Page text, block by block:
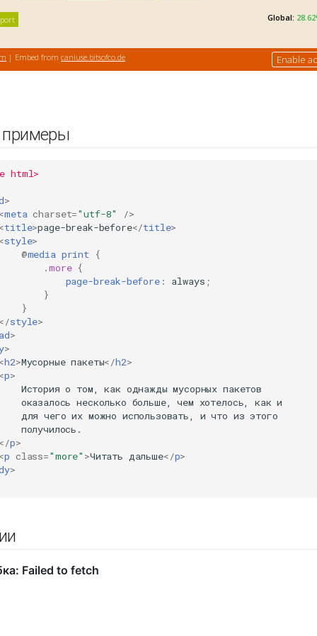
примеры
html>
>
meta charset="utf-8"
/>
title>page-break-before</title>
style>
@media print
{
.more {
page-break-before: always ;
}
}
style>
>
>
h2>Мусорные пакеты</h2>
p>
История о том, как однажды мусорных пакетов
оказалось несколько больше, чем хотелось, как и
для чего их можно использовать, и что из этого
получилось.
p>
p class="more" >Читать дальше</p>
>